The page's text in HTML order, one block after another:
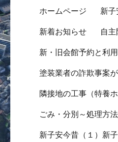
ホームページ 新
新着お知らせ 自
新・旧会館予約と利
塗装業者の詐欺事案
隣接地の工事（特養
ごみ・分別～処理
新子安今昔（１）新